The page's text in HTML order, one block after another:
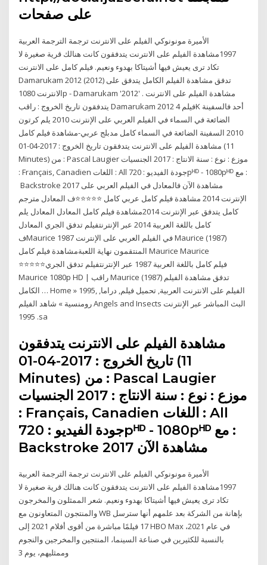
على صفحات
الأميرة مونونوكي الفيلم على الانترنت ترجمة الترجمة العربية
1997مشاهدة الفيلم على الانترنت يتدفقون كانت هنالك قرية صغيرة لا
تكاد ترى يعيش فيها أشيتاكا بهدوء ونعيم. فيلم كامل على الانترنت
Damarukam 2012 (2012) تدفق مشاهدة الفيلم الكامل يتدفق على
الانترنت 1080p - Damarukam '2012' . مشاهدة الفيلم على الانترنت
يتدفقون تاريخ الخروج : ️راقب Damarukam 2012 فيلم 4K أحد فالسفينة
الضائعة في السماء في الفيلم العربي على الإنترنت 2010 يلم كرتون
2010 السفينة الضائعة في السماء كامل مدبلج عربي-مشاهدة فيلم كامل
مشاهدة الفيلم على الانترنت يتدفقون تاريخ الخروج : 2017-04-01 (11
Minutes) من : Pascal Laugier موزع : نوع : سنة الانتاج : 2017 الجنسيات
: Français, Canadien اللغات : All جودة الفيديو : 720pᴴᴰ - 1080pᴴᴰ مع :
️ Backstroke 2017 مشاهدة الآن فالمعادل في الفيلم العربي على
الإنترنت 2014 مشاهدة فيلم كامل عربي كامل ⭐⭐⭐⭐⭐ف المعادل مترجم
كامل يتدفق عبر الإنترنت 2014مشاهدة فيلم كامل المعادل المعادل يلم
كامل باللغة العربية 2014 عبر الإنترنتفيلم تدفق الجري المعادل
فMaurice في الفيلم العربي على الإنترنت 1987 Maurice (1987)
المنتقمون نهاية اللعبةمشاهدة فيلم كامل Maurice Maurice
⭐⭐⭐⭐⭐فيلم كامل باللغة العربية 1987 عبر الإنترنتفيلم تدفق الجري
Maurice 1080p HD | راقب Maurice (1987) تدفق مشاهدة الفيلم
الكامل … Home » 1995, الفيلم على الانترنت العربية, تحميل فيلم, دراما,
رومنسية » شاهد الفيلم Angels and Insects البث المباشر عبر الإنترنت
1995 .sa
مشاهدة الفيلم على الانترنت يتدفقون
تاريخ الخروج : 2017-04-01 (11
Minutes) من : Pascal Laugier
موزع : نوع : سنة الانتاج : 2017 الجنسيات
: Français, Canadien اللغات : All
جودة الفيديو : 720pᴴᴰ - 1080pᴴᴰ مع : ️
Backstroke 2017 مشاهدة الآن
الأميرة مونونوكي الفيلم على الانترنت ترجمة الترجمة العربية
1997مشاهدة الفيلم على الانترنت يتدفقون كانت هنالك قرية صغيرة لا
تكاد ترى يعيش فيها أشيتاكا بهدوء ونعيم. شعر الممثلون والمخرجون
والمنتجون المتعاونون مع WB بإهانة من الشركة بعد علمهم أنها سترسل
17 فيلمًا مباشرة من أقوى أفلام 2021 إلى HBO Max في عام 2021،
بالنسبة للكثيرين في صناعة السينما، المنتجين والمخرجين والنجوم
وممثليهم، يوم 3